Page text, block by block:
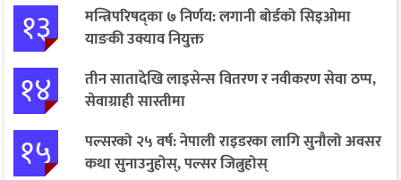
१३
मन्त्रिपरिषद्का ७ निर्णय: लगानी बोर्डको सिइओमा
याङकी उक्याव नियुक्त
१४
तीन सातादेखि लाइसेन्स वितरण र नवीकरण सेवा ठप्प,
सेवाग्राही सास्तीमा
१५
पल्सरको २५ वर्ष: नेपाली राइडरका लागि सुनौलो अवसर
कथा सुनाउनुहोस्, पल्सर जित्नुहोस्